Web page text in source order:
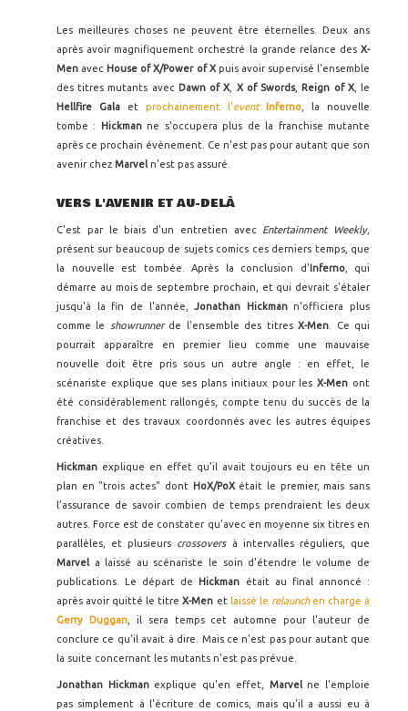
Les meilleures choses ne peuvent être éternelles. Deux ans
après avoir magnifiquement orchestré la grande relance des X-
Men avec House of X/Power of X puis avoir supervisé l'ensemble
des titres mutants avec Dawn of X X of Swords, Reign of X, le
Hellfire Gala et prochainement l'event Inferno , la nouvelle
tombe : Hickmanne s'occupera plus de la franchise mutante
après ce prochain évènement. Ce n'est pas pour autant que son
avenir chez Marvel n'est pas assuré.
VERS L'AVENIR ET AU-DELÀ
C'est par le biais d'un entretien avec Entertainment Weekly,
présent sur beaucoup de sujets comics ces derniers temps, que
la nouvelle est tombée. Après la conclusion d' Inferno, qui
démarre au mois de septembre prochain, et qui devrait s'étaler
jusqu'à la fin de l'année,Jonathan Hickmann'officiera plus
comme le showrunner de l'ensemble des titresX-Men . Ce qui
pourrait apparaître en premier lieu comme une mauvaise
nouvelle doit être pris sous un autre angle : en effet, le
scénariste explique que ses plans initiaux pour lesX-Men ont
été considérablement rallongés, compte tenu du succès de la
franchise et des travaux coordonnés avec les autres équipes
créatives.
Hickman explique en effet qu'il avait toujours eu en tête un
plan en "trois actes" dont HoX/PoX était le premier, mais sans
l'assurance de savoir combien de temps prendraient les deux
autres. Force est de constater qu'avec en moyenne six titres en
parallèles, et plusieurs crossovers à intervalles réguliers, que
Marvel a laissé au scénariste le soin d'étendre le volume de
publications. Le départ de
Hickman
était au final annoncé :
après avoir quitté le titreX-Men et laissé le relaunch en charge à
Gerry Duggan, il sera temps cet automne pour l'auteur de
conclure ce qu'il avait à dire. Mais ce n'est pas pour autant que
la suite concernant les mutants n'est pas prévue.
Jonathan Hickman explique qu'en effet, Marvelne l'emploie
pas simplement à l'écriture de comics, mais qu'il a aussi eu à